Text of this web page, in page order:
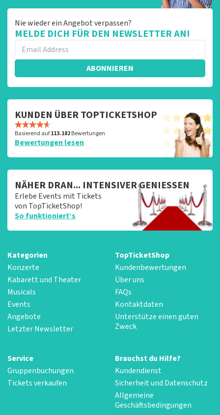
Nie wieder ein Angebot verpassen?
MELDE DICH FÜR DEN NEWSLETTER AN!
ABONNIEREN
KUNDEN ÜBER TOPTICKETSHOP
Basierend auf113.182Bewertungen
Bewertungen lesen
NÄHER DRAN... INTENSIVER GENIESSEN
Erlebe Events mit Tickets
von TopTicketShop!
So funktioniert‘s
Kategorien
Konzerte
Kabarett und Theater
Musicals
Events
Angebote
Letzter Newsletter
TopTicketShop
Kundenbewertungen
Über uns
FAQs
Kontaktdaten
Unterstütze einen guten
Zweck
Service
Gruppenbuchungen
Tickets verkaufen
Brauchst du Hilfe?
Kundendienst
Sicherheit und Datenschutz
Allgemeine
Geschäftsbedingungen